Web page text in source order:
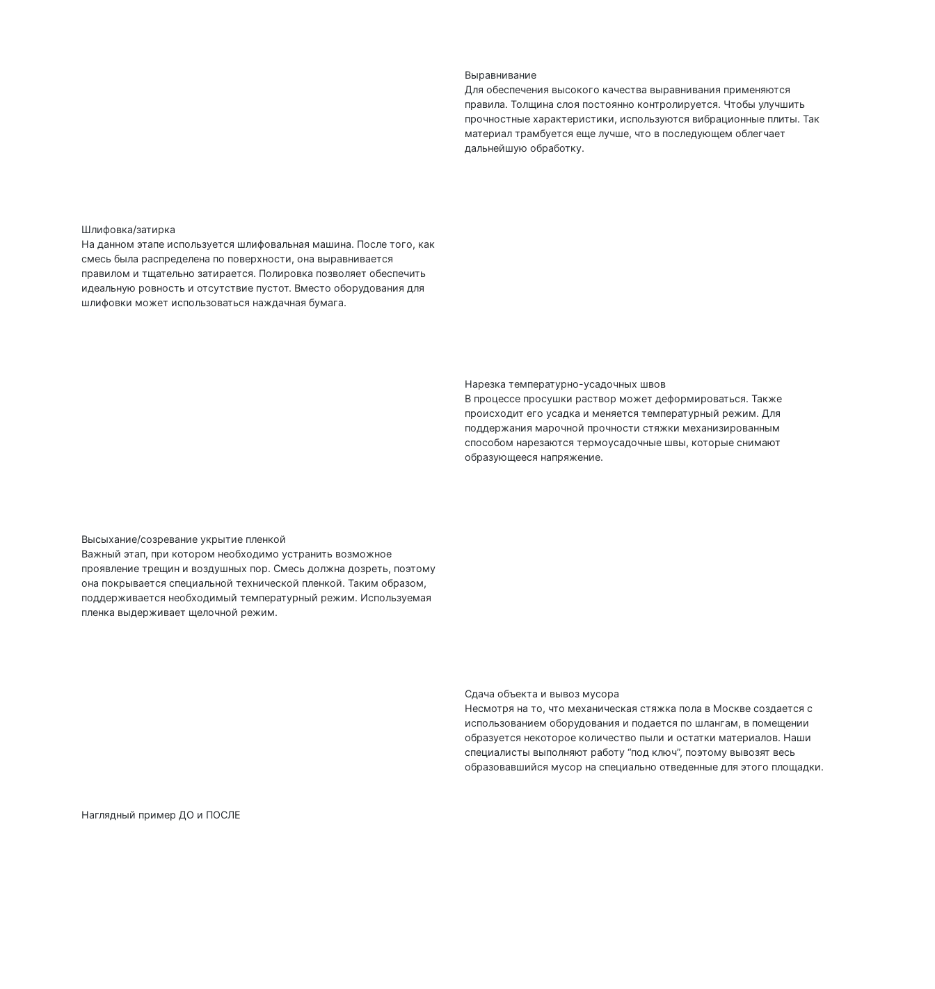
Выравнивание
Для обеспечения высокого качества выравнивания применяются
правила. Толщина слоя постоянно контролируется. Чтобы улучшить
прочностные характеристики, используются вибрационные плиты. Так
материал трамбуется еще лучше, что в последующем облегчает
дальнейшую обработку.
Шлифовка/затирка
На данном этапе используется шлифовальная машина. После того, как
смесь была распределена по поверхности, она выравнивается
правилом и тщательно затирается. Полировка позволяет обеспечить
идеальную ровность и отсутствие пустот. Вместо оборудования для
шлифовки может использоваться наждачная бумага.
Нарезка температурно-усадочных швов
В процессе просушки раствор может деформироваться. Также
происходит его усадка и меняется температурный режим. Для
поддержания марочной прочности стяжки механизированным
способом нарезаются термоусадочные швы, которые снимают
образующееся напряжение.
Высыхание/созревание укрытие пленкой
Важный этап, при котором необходимо устранить возможное
проявление трещин и воздушных пор. Смесь должна дозреть, поэтому
она покрывается специальной технической пленкой. Таким образом,
поддерживается необходимый температурный режим. Используемая
пленка выдерживает щелочной режим.
Сдача объекта и вывоз мусора
Несмотря на то, что механическая стяжка пола в Москве создается с
использованием оборудования и подается по шлангам, в помещении
образуется некоторое количество пыли и остатки материалов. Наши
специалисты выполняют работу “под ключ”, поэтому вывозят весь
образовавшийся мусор на специально отведенные для этого площадки.
Наглядный пример ДО и ПОСЛЕ